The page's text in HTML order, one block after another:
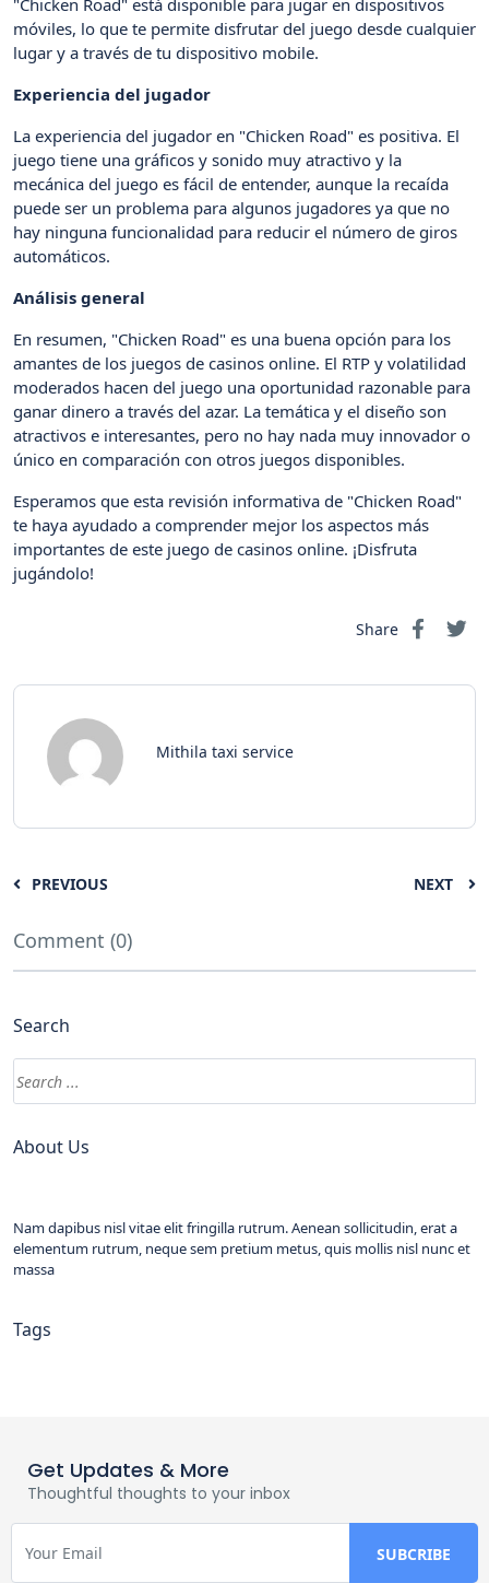
"Chicken Road" está disponible para jugar en dispositivos
móviles, lo que te permite disfrutar del juego desde cualquier
lugar y a través de tu dispositivo mobile.
Experiencia del jugador
La experiencia del jugador en "Chicken Road" es positiva. El
juego tiene una gráficos y sonido muy atractivo y la
mecánica del juego es fácil de entender, aunque la recaída
puede ser un problema para algunos jugadores ya que no
hay ninguna funcionalidad para reducir el número de giros
automáticos.
Análisis general
En resumen, "Chicken Road" es una buena opción para los
amantes de los juegos de casinos online. El RTP y volatilidad
moderados hacen del juego una oportunidad razonable para
ganar dinero a través del azar. La temática y el diseño son
atractivos e interesantes, pero no hay nada muy innovador o
único en comparación con otros juegos disponibles.
Esperamos que esta revisión informativa de "Chicken Road"
te haya ayudado a comprender mejor los aspectos más
importantes de este juego de casinos online. ¡Disfruta
jugándolo!
Share
Mithila taxi service
PREVIOUS NEXT
Comment (0)
Search
About Us
Nam dapibus nisl vitae elit fringilla rutrum. Aenean sollicitudin, erat a
elementum rutrum, neque sem pretium metus, quis mollis nisl nunc et
massa
Tags
Get Updates & More
Thoughtful thoughts to your inbox